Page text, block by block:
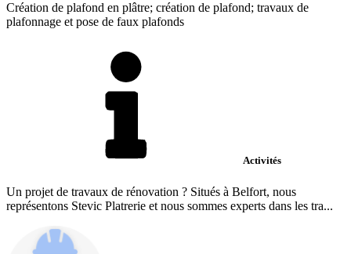
Création de plafond en plâtre; création de plafond; travaux de
plafonnage et pose de faux plafonds
Activités
Un projet de travaux de rénovation ? Situés à Belfort, nous
représentons Stevic Platrerie et nous sommes experts dans les tra...